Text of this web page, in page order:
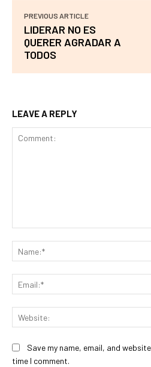
PREVIOUS ARTICLE
LIDERAR NO ES
QUERER AGRADAR A
TODOS
LEAVE A REPLY
Save my name, email, and
time I comment.